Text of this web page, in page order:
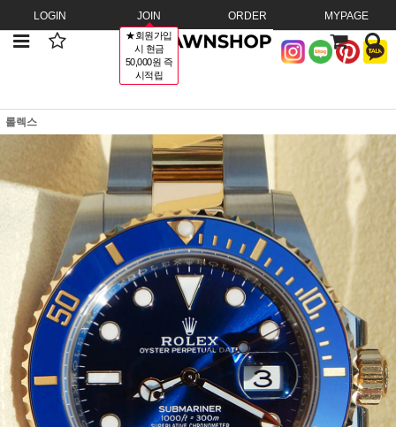
LOGIN JOIN
★회원가입
시 현금
50,000원 즉
시적립
ORDER MYPAGE
롤렉스